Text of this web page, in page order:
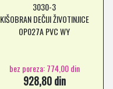
3030-3
KIŠOBRAN DEČIJI ŽIVOTINJICE
OP027A PVC WY
bez poreza: 774,00 din
928,80 din